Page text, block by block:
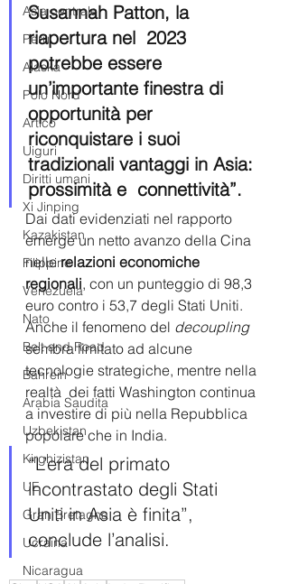
Asia centrale
Perù
Alaska
Polo Nord
Artico
Uiguri
Diritti umani
Xi Jinping
Kazakistan
Filippine
Venezuela
Nato
Belt and Road
Bahrein
Arabia Saudita
Uzbekistan
Kirghizistan
UE
Gran Bretagna
Ucraina
Nicaragua
Susannah Patton, la
riapertura nel  2023
potrebbe essere
un’importante finestra di
opportunità per
riconquistare i suoi
tradizionali vantaggi in Asia:
prossimità e  connettività”.
Dai dati evidenziati nel rapporto
emerge un netto avanzo della Cina
nelle relazioni economiche
regionali, con un punteggio di 98,3
euro contro i 53,7 degli Stati Uniti.
Anche il fenomeno del decoupling
sembra limitato ad alcune
tecnologie strategiche, mentre nella
realtà  dei fatti Washington continua
a investire di più nella Repubblica
popolare che in India.
“L’era del primato
incontrastato degli Stati
Uniti in Asia è finita”,
conclude l’analisi.